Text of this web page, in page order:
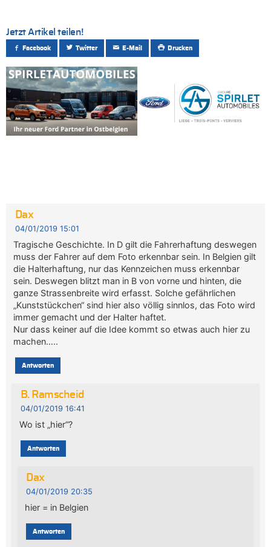
Jetzt Artikel teilen!
Facebook Twitter E-Mail Drucken
Dax
04/01/2019 15:01
Tragische Geschichte. In D gilt die Fahrerhaftung deswegen
muss der Fahrer auf dem Foto erkennbar sein. In Belgien gilt
die Halterhaftung, nur das Kennzeichen muss erkennbar
sein. Deswegen blitzt man in B von vorne und hinten, die
ganze Strassenbreite wird erfasst. Solche gefährlichen
„Kunststückchen“ sind hier also völlig sinnlos, das Foto wird
immer gemacht und der Halter haftet.
Nur dass keiner auf die Idee kommt so etwas auch hier zu
machen…..
Antworten
B. Ramscheid
04/01/2019 16:41
Wo ist „hier“?
Antworten
Dax
04/01/2019 20:35
hier = in Belgien
Antworten